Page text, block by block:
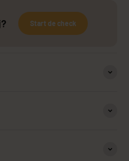
Start de check